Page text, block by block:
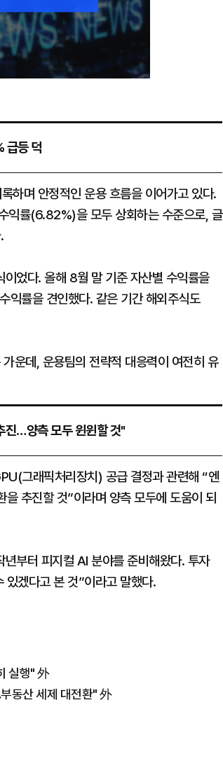
급등 덕
하며 안정적인 운용 흐름을 이어가고 있다.
률(6.82%)을 모두 상회하는 수준으로, 글
었다. 올해 8월 말 기준 자산별 수익률을
익률을 견인했다. 같은 기간 해외주식도
운데, 운용팀의 전략적 대응력이 여전히 유
진…양측 모두 윈윈할 것"
그래픽처리장치) 공급 결정과 관련해 “엔
추진할 것”이라며 양측 모두에 도움이 되
부터 피지컬 AI 분야를 준비해왔다. 투자
있겠다고 본 것”이라고 말했다.
실행" 外
동산 세제 대전환" 外